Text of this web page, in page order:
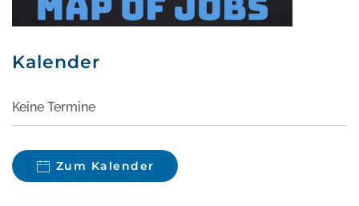
Kalender
Keine Termine
Zum Kalender